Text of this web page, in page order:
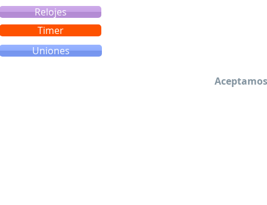
Relojes
Timer
Uniones